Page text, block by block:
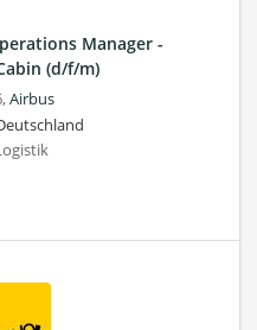
Manager -
(d/f/m)
Airbus